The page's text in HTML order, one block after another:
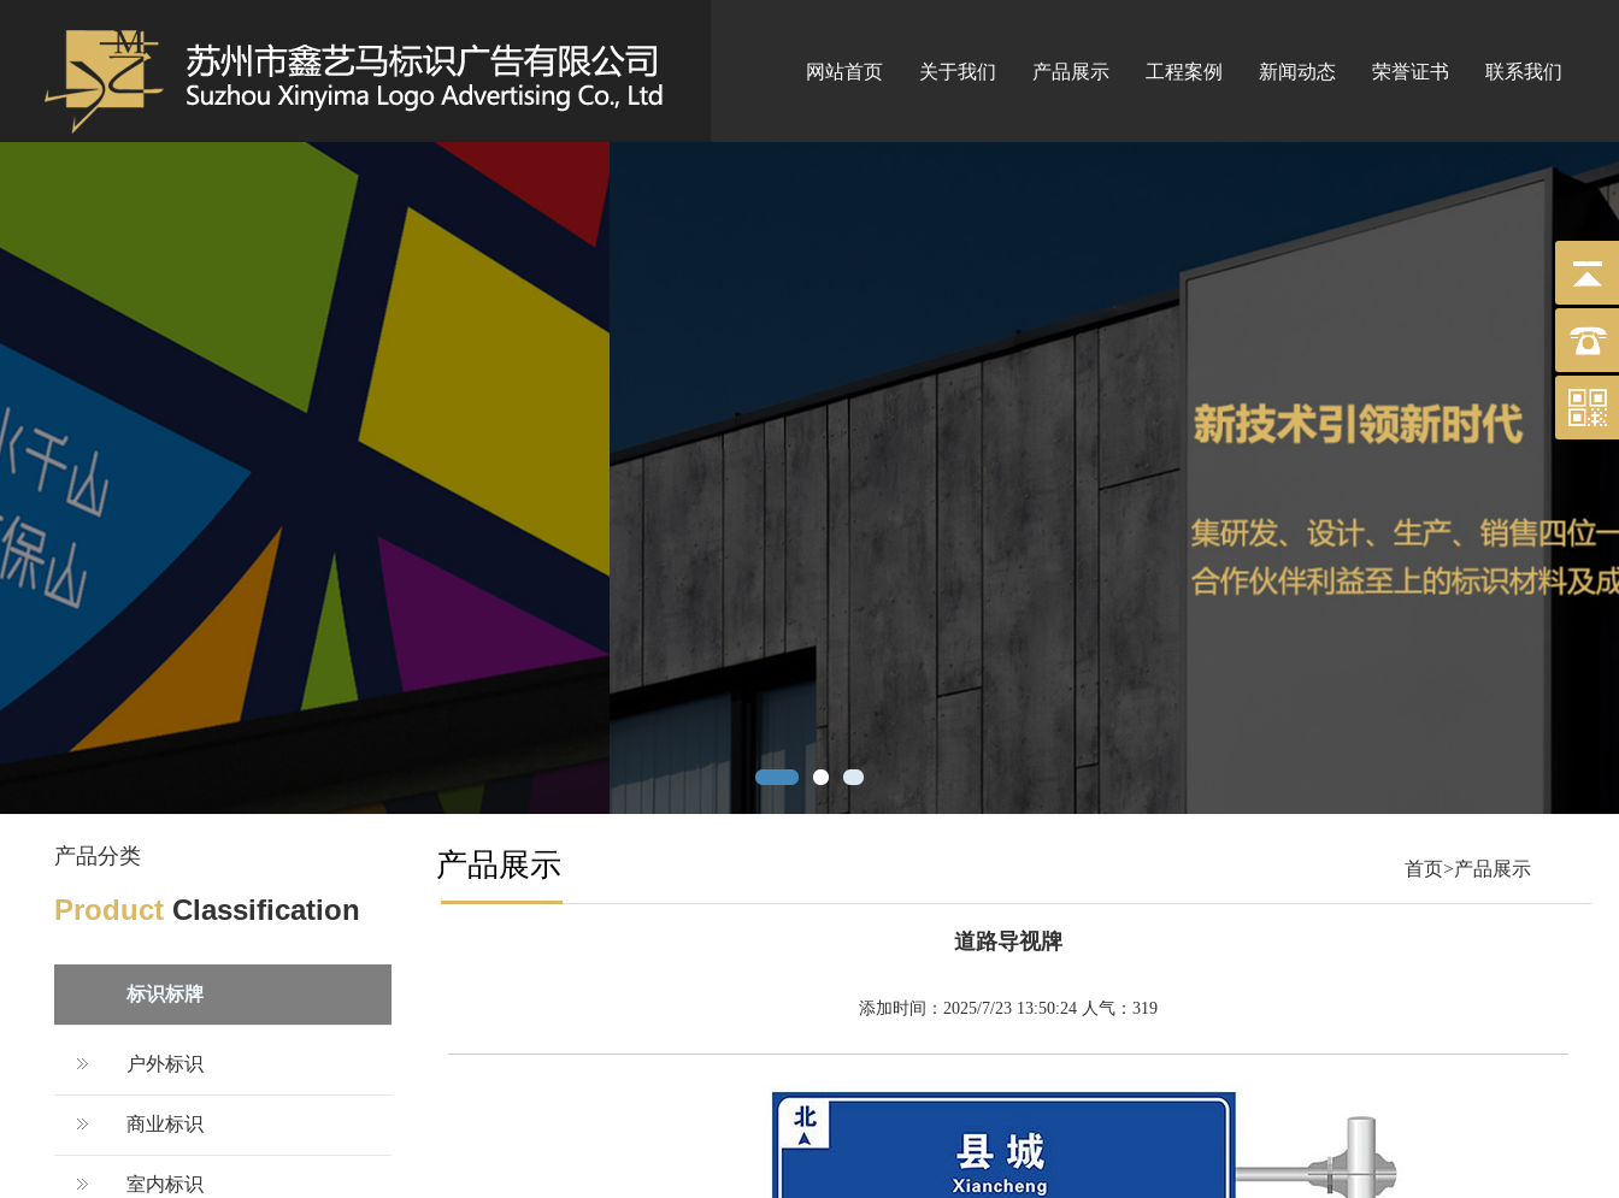
网站首页 关于我们 产品展示 工程案例 新闻动态 荣誉证书 联系我们
产品分类
Product Classification
标识标牌
户外标识
商业标识
室内标识
产品展示 首页>产品展示
道路导视牌
添加时间：2025/7/23 13:50:24 人气：319